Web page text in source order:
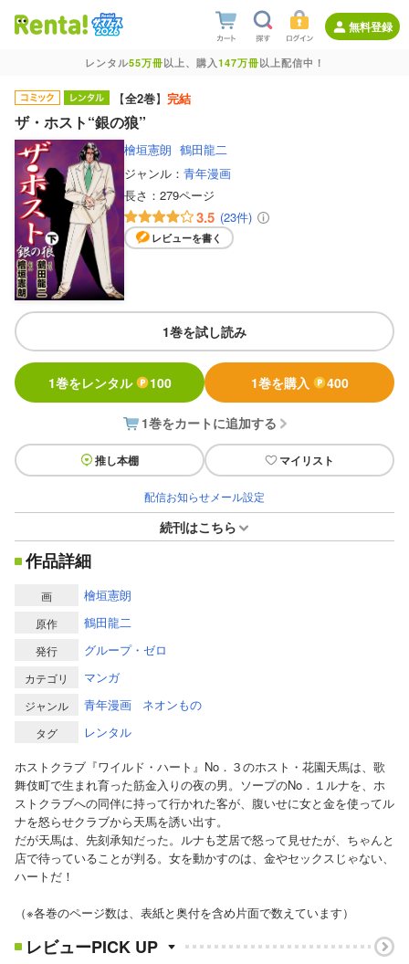
無料登録
レンタル55万冊以上、購入147万冊以上配信中！
【全2巻】 完結
ザ・ホスト“銀の狼”
檜垣憲朗 鶴田龍二
ジャンル： 青年漫画
長さ： 279ページ
3.5 (23件)
レビューを書く
1巻を試し読み
1巻をレンタル 100 1巻を購入 400
1巻をカートに追加する
推し本棚 マイリスト
配信お知らせメール設定
続刊はこちら
作品詳細
画 檜垣憲朗
原作 鶴田龍二
発行 グループ・ゼロ
カテゴリ マンガ
ジャンル 青年漫画 ネオンもの
タグ
レンタル
ホストクラブ『ワイルド・ハート』No．３のホスト・花園天馬は、歌
舞伎町で生まれ育った筋金入りの夜の男。ソープのNo．１ルナを、ホ
ストクラブへの同伴に持って行かれた客が、腹いせに女と金を使ってル
ナを怒らせクラブから天馬を誘い出す。
だが天馬は、先刻承知だった。ルナも芝居で怒って見せたが、ちゃんと
店で待っていることが判る。女を動かすのは、金やセックスじゃない、
ハートだ！
（※各巻のページ数は、表紙と奥付を含め片面で数えています）
レビューPICK UP